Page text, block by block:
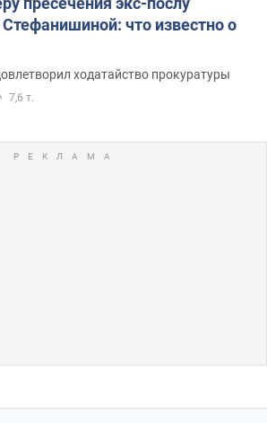
что известно о
ходатайство прокуратуры
7,6 т.